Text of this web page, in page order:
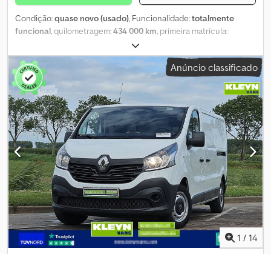
Condição:quase novo (usado), Funcionalidade:totalmente
funcional, quilometragem:434 000 km, primeira matrícula:
diesel
peso máximo de carga:9 100 kg, peso total:18 000 kg,
configuração de eixo:
, distância entre eixos:6 800 mm,
combustível: diesel , eficiência energética:
travão de
motor, cabina do condutor: cabina diurna
, tipo de engrenagem:
automático, classe de emissão:Euro 6, suspensão:aço-ar,
número de lugares:2, comprimento total: 11 000 mm , largura total:
2 550 mm, altura total:2 730 mm, comprimento do espaço de
carga:8 850 mm , largura do espaço de carga: 2 480 mm , altura
do espaço de carga:2 700 mm, Equipamento: ABS, AdBlue,
Bluetooth, Porta USB, Tacógrafo, ar condicionado,
computador de bordo, controlo de velocidade de cruzeiro,
direção assistida, histórico completo de manutenção, registo
de automóvel, spoiler, Dimensões da carroçaria CAIXA TAULINER
de 9 m × 2,550 m × 2,73 m + teto deslizante + porta elevatória
retrátil de 2.000 kg. Extras Credpfozfah Asx Akwef A/C, caixa
automática, travão de motor, suspensão pneumática traseira,
Anúncio classificado
1 / 14